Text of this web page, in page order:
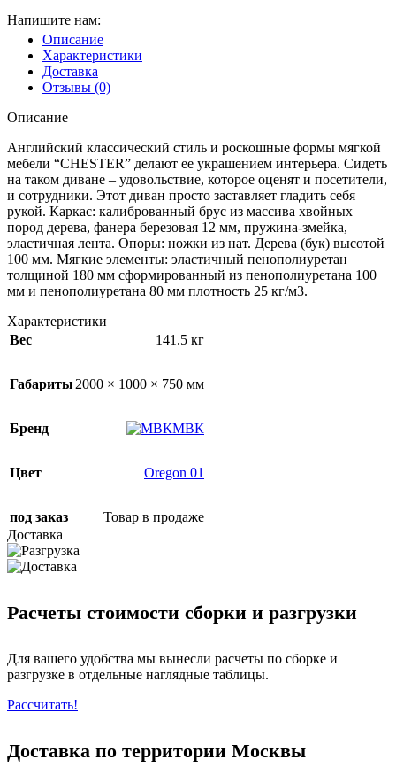
Напишите нам:
Описание
Характеристики
Доставка
Отзывы (0)
Описание
Английский классический стиль и роскошные формы мягкой
мебели “CHESTER” делают ее украшением интерьера. Сидеть
на таком диване – удовольствие, которое оценят и посетители,
и сотрудники. Этот диван просто заставляет гладить себя
рукой. Каркас: калиброванный брус из массива хвойных
пород дерева, фанера березовая 12 мм, пружина-змейка,
эластичная лента. Опоры: ножки из нат. Дерева (бук) высотой
100 мм. Мягкие элементы: эластичный пенополиуретан
толщиной 180 мм сформированный из пенополиуретана 100
мм и пенополиуретана 80 мм плотность 25 кг/м3.
Характеристики
Вес
141.5 кг
Габариты 2000 × 1000 × 750 мм
Бренд МВК
Цвет Oregon 01
под заказ
Товар в продаже
Доставка
Расчеты стоимости сборки и разгрузки
Для вашего удобства мы вынесли расчеты по сборке и
разгрузке в отдельные наглядные таблицы.
Рассчитать!
Доставка по территории Москвы